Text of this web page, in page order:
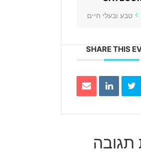
טבע ובעלי חיים
SHARE THIS
תגובה